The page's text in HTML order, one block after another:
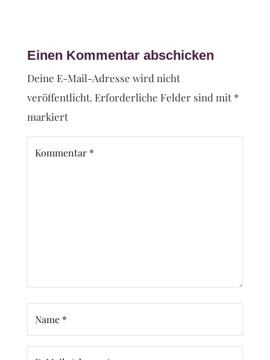
Einen Kommentar abschicken
Deine E-Mail-Adresse wird nicht
veröffentlicht. Erforderliche Felder sind mit *
markiert